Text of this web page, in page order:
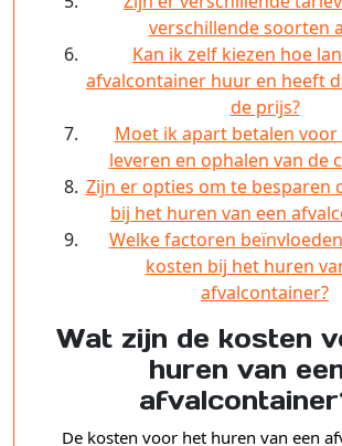
verschillende soorten
Kan ik zelf kiezen hoe
afvalcontainer huur en heeft
de prijs?
Moet ik apart betalen
leveren en ophalen van de
Zijn er opties om te besparen
bij het huren van een
Welke factoren
kosten bij het huren
afvalcontainer?
Wat zijn de kosten
huren van
De kosten voor het huren van een